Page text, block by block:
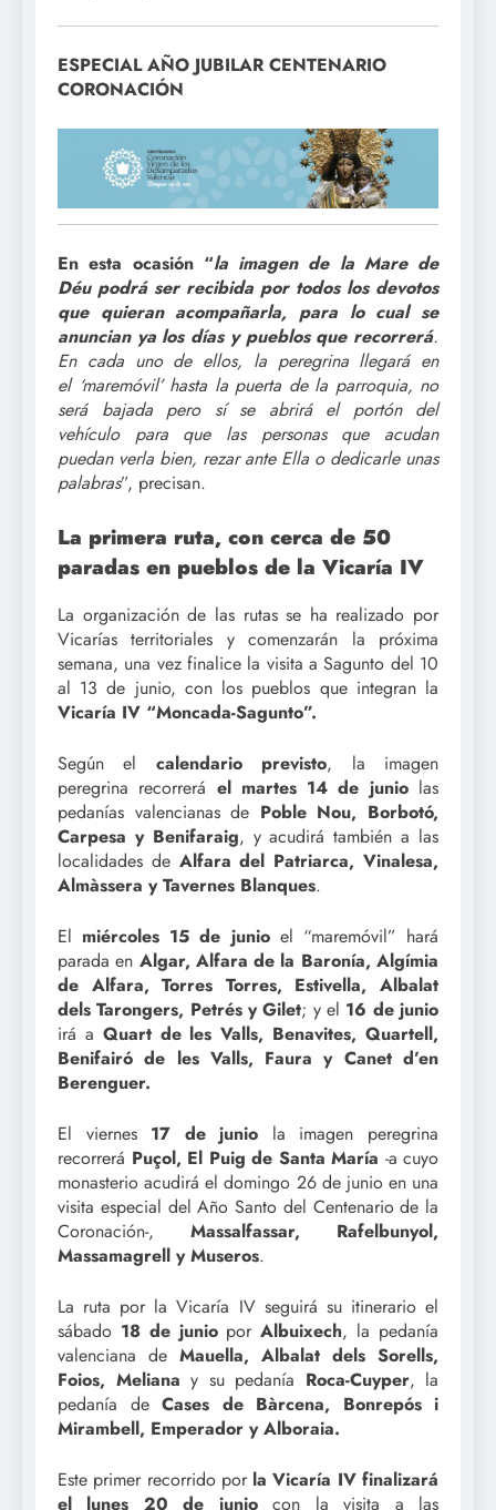
ESPECIAL AÑO JUBILAR CENTENARIO
CORONACIÓN
En esta ocasión “la imagen de la Mare de
Déu podrá ser recibida por todos los devotos
que quieran acompañarla, para lo cual se
anuncian ya los días y pueblos que recorrerá.
En cada uno de ellos, la peregrina llegará en
el ‘maremóvil’ hasta la puerta de la parroquia, no
será bajada pero sí se abrirá el portón del
vehículo para que las personas que acudan
puedan verla bien, rezar ante Ella o dedicarle unas
palabras”, precisan.
La primera ruta, con cerca de 50
paradas en pueblos de la Vicaría IV
La organización de las rutas se ha realizado por
Vicarías territoriales y comenzarán la próxima
semana, una vez finalice la visita a Sagunto del 10
al 13 de junio, con los pueblos que integran la
Vicaría IV “Moncada-Sagunto”.
Según el calendario previsto, la imagen
peregrina recorrerá el martes 14 de juniolas
pedanías valencianas de Poble Nou, Borbotó,
Carpesa y Benifaraig, y acudirá también a las
localidades de Alfara del Patriarca, Vinalesa,
Almàssera y Tavernes Blanques.
El miércoles 15 de junioel “maremóvil” hará
parada en Algar, Alfara de la Baronía, Algímia
de Alfara, Torres Torres, Estivella, Albalat
dels Tarongers, Petrés y Gilet; y el 16 de junio
irá a Quart de les Valls, Benavites, Quartell,
Benifairó de les Valls, Faura y Canet d’en
Berenguer.
El viernes 17 de junio la imagen peregrina
recorrerá Puçol, El Puig de Santa María -a cuyo
monasterio acudirá el domingo 26 de junio en una
visita especial del Año Santo del Centenario de la
Coronación-, Massalfassar, Rafelbunyol,
Massamagrell y Museros.
La ruta por la Vicaría IV seguirá su itinerario el
sábado 18 de junioporAlbuixech, la pedanía
valenciana de Mauella, Albalat dels Sorells,
Foios, Meliana y su pedanía Roca-Cuyper, la
pedanía de Cases de Bàrcena, Bonrepós i
Mirambell, Emperador y Alboraia.
Este primer recorrido por la Vicaría IV finalizará
el lunes 20 de juniocon la visita a las